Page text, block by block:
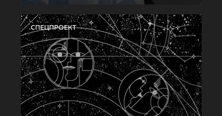
СПЕЦПРОЕКТ